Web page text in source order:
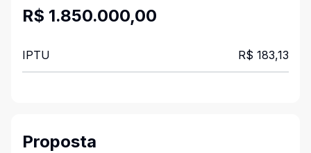
R$ 1.850.000,00
IPTU R$ 183,13
Proposta